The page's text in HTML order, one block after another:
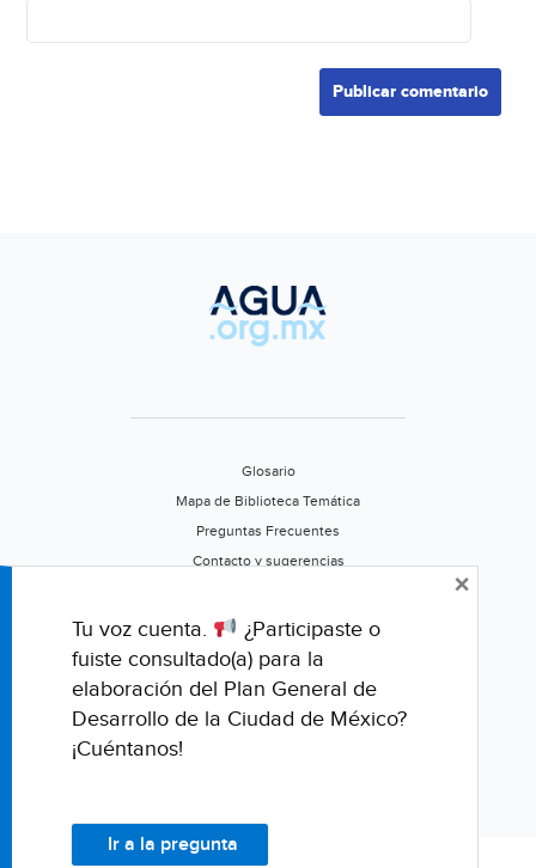
Glosario
Mapa de Biblioteca Temática
Preguntas Frecuentes
Contacto y sugerencias
Califica este portal
Tu voz cuenta.
¿Participaste o
fuiste consultado(a) para la
elaboración del Plan General de
Desarrollo de la Ciudad de México?
¡Cuéntanos!
Ir a la pregunta
×